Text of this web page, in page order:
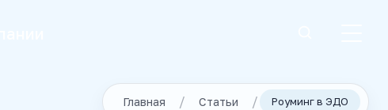
Главная Статьи Роуминг в ЭДО